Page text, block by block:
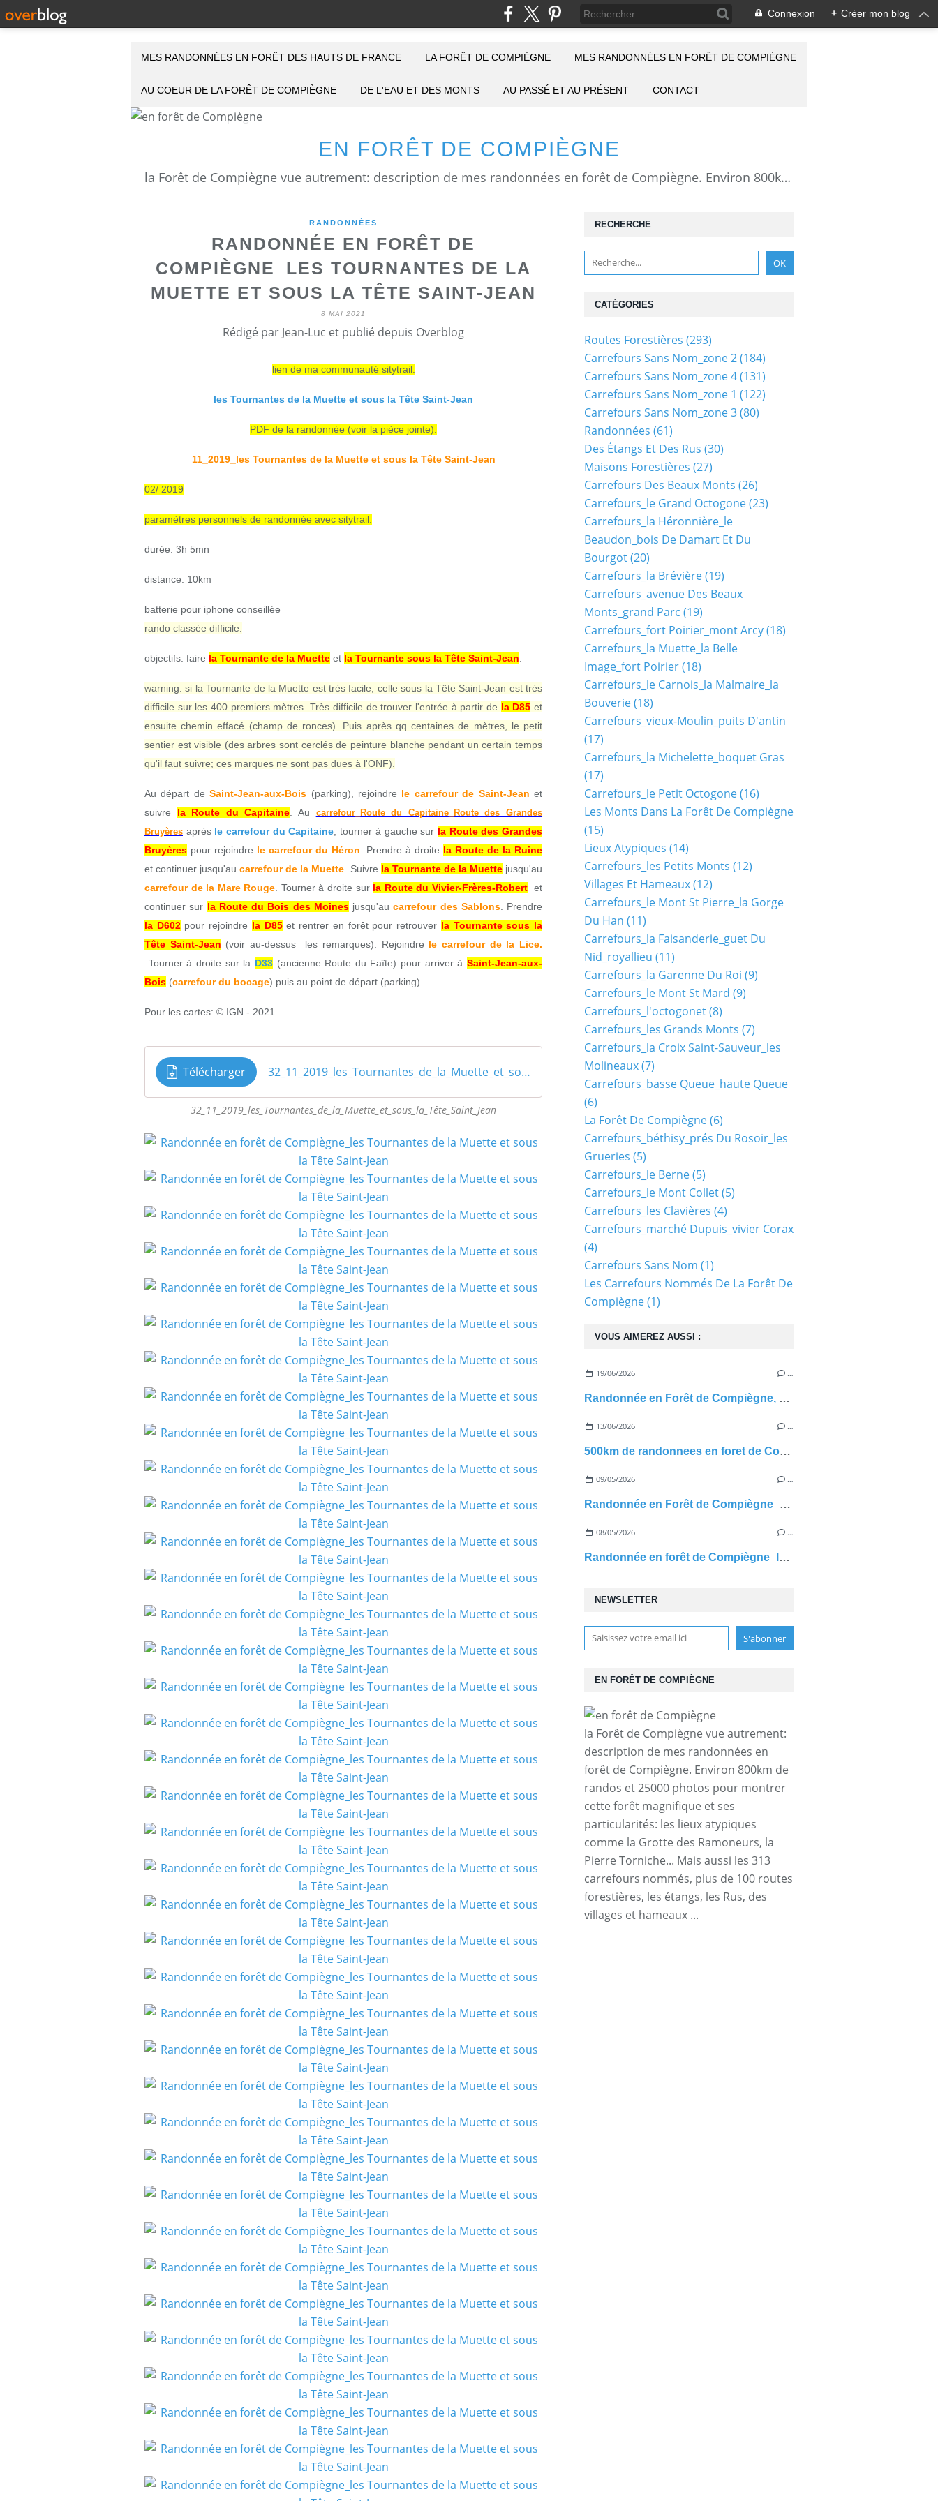
Connexion + Créer mon blog
EN FORÊT DE COMPIÈGNE
la Forêt de Compiègne vue autrement: description de mes randonnées en forêt de Compiègne. Environ 800km de randos et 25000 photos pour montrer cette forêt magnifique et ses particularités: les lieux atypiques comme la Grotte des Ramoneurs, la Pierre Torniche... Mais aussi les 313 carrefours nommés, plus de 100 routes forestières, les étangs, les Rus, des villages et hameaux ...
MES RANDONNÉES EN FORÊT DES HAUTS DE FRANCE LA FORÊT DE COMPIÈGNE MES RANDONNÉES EN FORÊT DE COMPIÈGNE
AU COEUR DE LA FORÊT DE COMPIÈGNE DE L'EAU ET DES MONTS AU PASSÉ ET AU PRÉSENT CONTACT
RANDONNÉES
RANDONNÉE EN FORÊT DE
COMPIÈGNE_LES TOURNANTES DE LA
MUETTE ET SOUS LA TÊTE SAINT-JEAN
8 MAI 2021
Rédigé par Jean-Luc et publié depuis Overblog
lien de ma communauté sitytrail:
les Tournantes de la Muette et sous la Tête Saint-Jean
PDF de la randonnée (voir la pièce jointe):
11_2019_les Tournantes de la Muette et sous la Tête Saint-Jean
02/ 2019
paramètres personnels de randonnée avec sitytrail:
durée: 3h 5mn
distance: 10km
batterie pour iphone conseillée
rando classée difficile.
objectifs: faire la Tournante de la Muette et la Tournante sous la Tête Saint-Jean
warning: si la Tournante de la Muette est très facile, celle sous la Tête Saint-Jean est très
difficile sur les 400 premiers mètres. Très difficile de trouver l'entrée à partir de la D85 et
ensuite chemin effacé (champ de ronces). Puis après qq centaines de mètres, le petit
sentier est visible (des arbres sont cerclés de peinture blanche pendant un certain temps
qu'il faut suivre; ces marques ne sont pas dues à l'ONF).
Au départ deSaint-Jean-aux-Bois (parking), rejoindre le carrefour de Saint-Jean et
suivre la Route du Capitaine . Au carrefour_Route du Capitaine_Route des Grandes
Bruyères après le carrefour du Capitaine , tourner à gauche sur la Route des Grandes
Bruyères pour rejoindre le carrefour du Héron . Prendre à droite la Route de la Ruine
et continuer jusqu'aucarrefour de la Muette . Suivre la Tournante de la Muettejusqu'au
carrefour de la Mare Rouge . Tourner à droite sur la Route du Vivier-Frères-Robertet
continuer sur la Route du Bois des Moinesjusqu'aucarrefour des Sablons. Prendre
la D602pour rejoindre la D85et rentrer en forêt pour retrouver la Tournante sous la
Tête Saint-Jean (voir au-dessus les remarques). Rejoindre le carrefour de la Lice.
Tourner à droite sur la D33(ancienne Route du Faîte) pour arriver àSaint-Jean-aux-
Bois (carrefour du bocage) puis au point de départ (parking).
Pour les cartes: © IGN - 2021
Télécharger 32_11_2019_les_Tournantes_de_la_Muette_et_sous_la_Tête_Saint_Jean
32_11_2019_les_Tournantes_de_la_Muette_et_sous_la_Tête_Saint_Jean
NEWSLETTER
RECHERCHE
EN FORÊT DE COMPIÈGNE
la Forêt de Compiègne vue autrement:
description de mes randonnées en
forêt de Compiègne. Environ 800km de
randos et 25000 photos pour montrer
cette forêt magnifique et ses
particularités: les lieux atypiques
comme la Grotte des Ramoneurs, la
Pierre Torniche... Mais aussi les 313
carrefours nommés, plus de 100 routes
forestières, les étangs, les Rus, des
villages et hameaux ...
VOUS AIMEREZ AUSSI :
19/06/2026 …
Randonnée en Forêt de Compiègne, plles Ru de la Malmaire, du Poulinet, de la Michelette
13/06/2026 …
500km de randonnees en foret de Compiegne
09/05/2026 …
Randonnée en Forêt de Compiègne_autour de la Héronnière et du Bois de Bourgot
08/05/2026 …
Randonnée en forêt de Compiègne_les Tournelles, Les Grueries, Champlieu
CATÉGORIES
Routes Forestières (293)
Carrefours Sans Nom_zone 2(184)
Carrefours Sans Nom_zone 4(131)
Carrefours Sans Nom_zone 1 (122)
Carrefours Sans Nom_zone 3(80)
Randonnées (61)
Des Étangs Et Des Rus (30)
Maisons Forestières (27)
Carrefours Des Beaux Monts (26)
Carrefours_le Grand Octogone(23)
Carrefours_la Héronnière_le
Beaudon_bois De Damart Et Du
Bourgot(20)
Carrefours_la Brévière(19)
Carrefours_avenue Des Beaux
Monts_grand Parc (19)
Carrefours_fort Poirier_mont Arcy(18)
Carrefours_la Muette_la Belle
Image_fort Poirier(18)
Carrefours_le Carnois_la Malmaire_la
Bouverie(18)
Carrefours_vieux-Moulin_puits D'antin
(17)
Carrefours_la Michelette_boquet Gras
(17)
Carrefours_le Petit Octogone(16)
Les Monts Dans La Forêt De Compiègne
(15)
Lieux Atypiques (14)
Carrefours_les Petits Monts (12)
Villages Et Hameaux(12)
Carrefours_le Mont St Pierre_la Gorge
Du Han (11)
Carrefours_la Faisanderie_guet Du
Nid_royallieu (11)
Carrefours_la Garenne Du Roi (9)
Carrefours_le Mont St Mard (9)
Carrefours_l'octogonet(8)
Carrefours_les Grands Monts (7)
Carrefours_la Croix Saint-Sauveur_les
Molineaux(7)
Carrefours_basse Queue_haute Queue
(6)
La Forêt De Compiègne(6)
Carrefours_béthisy_prés Du Rosoir_les
Grueries (5)
Carrefours_le Berne(5)
Carrefours_le Mont Collet(5)
Carrefours_les Clavières (4)
Carrefours_marché Dupuis_vivier Corax
(4)
Carrefours Sans Nom (1)
Les Carrefours Nommés De La Forêt De
Compiègne(1)